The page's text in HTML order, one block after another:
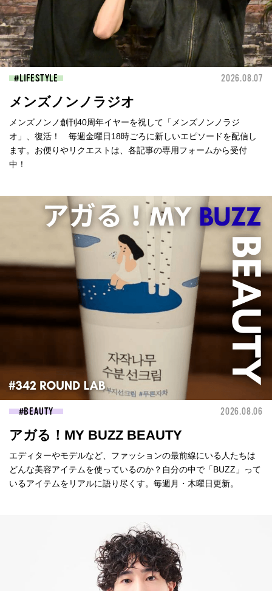
LIFESTYLE 2026.08.07
メンズノンノラジオ
メンズノンノ創刊40周年イヤーを祝して「メンズノンノラジ
オ」、復活！ 毎週金曜日18時ごろに新しいエピソードを配信し
ます。お便りやリクエストは、各記事の専用フォームから受付
中！
BEAUTY 2026.08.06
アガる！MY BUZZ BEAUTY
エディターやモデルなど、ファッションの最前線にいる人たちは
どんな美容アイテムを使っているのか？自分の中で「BUZZ」って
いるアイテムをリアルに語り尽くす。毎週月・木曜日更新。